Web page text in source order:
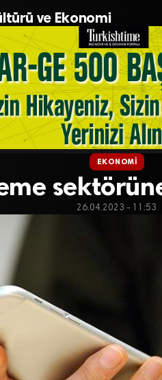
ve Ekonomi
EKONOMI
26.04.2023 - 11:53